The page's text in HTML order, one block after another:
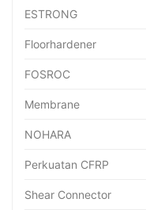
ESTRONG
Floorhardener
FOSROC
Membrane
NOHARA
Perkuatan CFRP
Shear Connector